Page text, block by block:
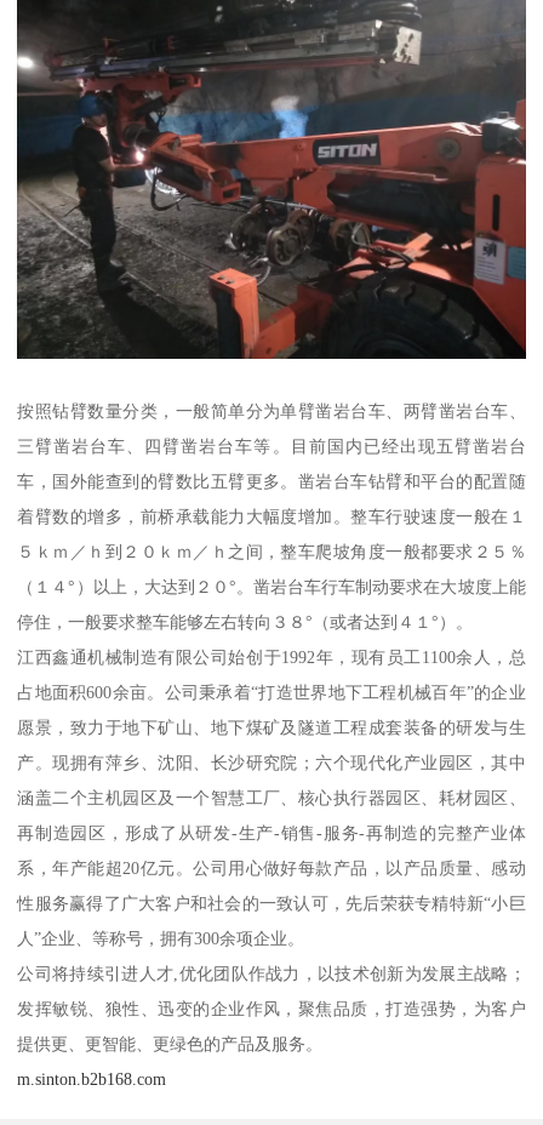
按照钻臂数量分类，一般简单分为单臂凿岩台车、两臂凿岩台车、
三臂凿岩台车、四臂凿岩台车等。目前国内已经出现五臂凿岩台
车，国外能查到的臂数比五臂更多。凿岩台车钻臂和平台的配置随
着臂数的增多，前桥承载能力大幅度增加。整车行驶速度一般在１
５ｋｍ／ｈ到２０ｋｍ／ｈ之间，整车爬坡角度一般都要求２５％
（１４°）以上，大达到２０°。凿岩台车行车制动要求在大坡度上能
停住，一般要求整车能够左右转向３８°（或者达到４１°）。
江西鑫通机械制造有限公司始创于1992年，现有员工1100余人，总
占地面积600余亩。公司秉承着“打造世界地下工程机械百年”的企业
愿景，致力于地下矿山、地下煤矿及隧道工程成套装备的研发与生
产。现拥有萍乡、沈阳、长沙研究院；六个现代化产业园区，其中
涵盖二个主机园区及一个智慧工厂、核心执行器园区、耗材园区、
再制造园区，形成了从研发-生产-销售-服务-再制造的完整产业体
系，年产能超20亿元。公司用心做好每款产品，以产品质量、感动
性服务赢得了广大客户和社会的一致认可，先后荣获专精特新“小巨
人”企业、等称号，拥有300余项企业。
公司将持续引进人才,优化团队作战力，以技术创新为发展主战略；
发挥敏锐、狼性、迅变的企业作风，聚焦品质，打造强势，为客户
提供更、更智能、更绿色的产品及服务。
m.sinton.b2b168.com